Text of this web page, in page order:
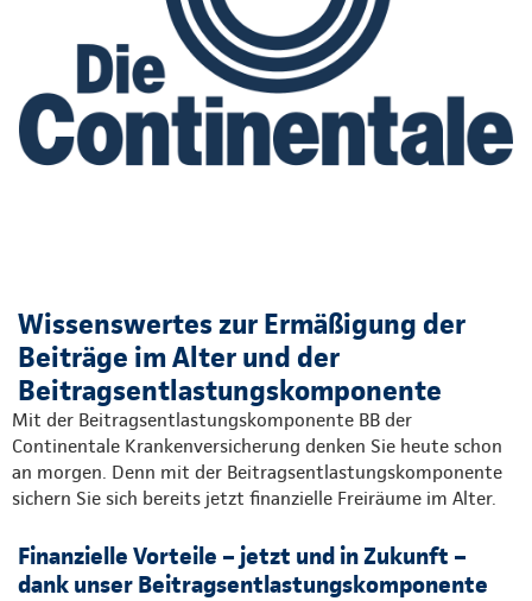
Wissenswertes zur Ermäßigung der
Beiträge im Alter und der
Beitragsentlastungskomponente
Mit der Beitragsentlastungskomponente BB der
Continentale Krankenversicherung denken Sie heute schon
an morgen. Denn mit der Beitragsentlastungskomponente
sichern Sie sich bereits jetzt finanzielle Freiräume im Alter.
Finanzielle Vorteile – jetzt und in Zukunft –
dank unser Beitragsentlastungskomponente